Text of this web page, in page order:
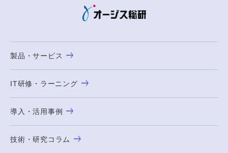
製品・サービス
IT研修・ラーニング
導入・活用事例
技術・研究コラム